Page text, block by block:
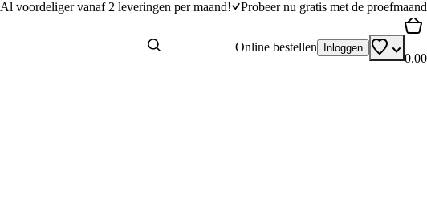
Al voordeliger vanaf 2 leveringen per maand! Probeer nu gratis met de proefmaand
Online bestellen Inloggen
0.00